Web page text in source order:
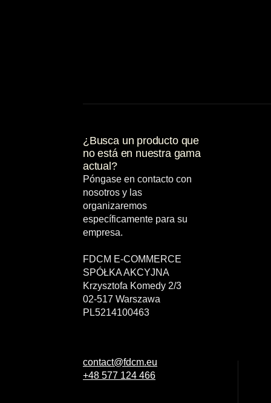
¿Busca un producto que
no está en nuestra gama
actual?
Póngase en contacto con
nosotros y las
organizaremos
específicamente para su
empresa.
FDCM E-COMMERCE
SPÓŁKA AKCYJNA
Krzysztofa Komedy 2/3
02-517 Warszawa
PL5214100463
contact@fdcm.eu
+48 577 124 466